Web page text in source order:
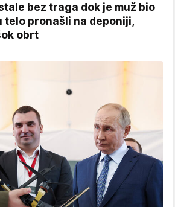
bez traga dok je muž bio
telo pronašli na deponiji,
obrt